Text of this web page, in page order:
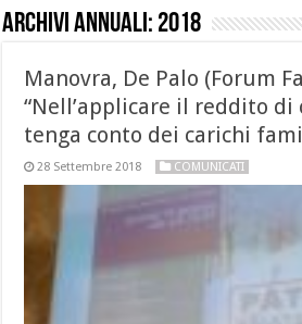
Archivi annuali: 2018
Manovra, De Palo (Forum
“Nell’applicare il reddito
tenga conto dei carichi
28 Settembre 2018 COMUNICATI